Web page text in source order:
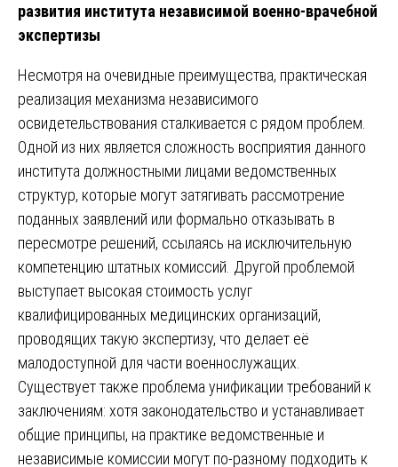
развития института независимой военно-врачебной
экспертизы
Несмотря на очевидные преимущества, практическая
реализация механизма независимого
освидетельствования сталкивается с рядом проблем.
Одной из них является сложность восприятия данного
института должностными лицами ведомственных
структур, которые могут затягивать рассмотрение
поданных заявлений или формально отказывать в
пересмотре решений, ссылаясь на исключительную
компетенцию штатных комиссий. Другой проблемой
выступает высокая стоимость услуг
квалифицированных медицинских организаций,
проводящих такую экспертизу, что делает её
малодоступной для части военнослужащих.
Существует также проблема унификации требований к
заключениям: хотя законодательство и устанавливает
общие принципы, на практике ведомственные и
независимые комиссии могут по-разному подходить к